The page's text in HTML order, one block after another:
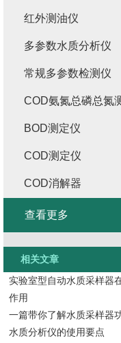
红外测油仪
多参数水质分析仪
常规多参数检测仪
COD氨氮总磷总氮
BOD测定仪
COD测定仪
COD消解器
查看更多
相关文章
实验室型自动水质采样器
作用
一篇带你了解水质采样器
水质分析仪的使用要点